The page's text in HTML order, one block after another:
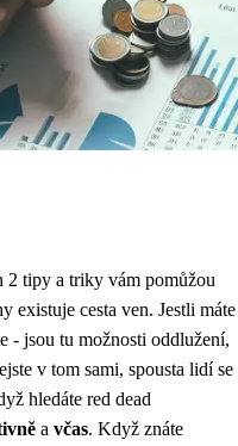
2 tipy a triky vám pomůžou
existuje cesta ven. Jestli máte
- jsou tu možnosti oddlužení,
v tom sami, spousta lidí se
hledáte red dead
a včas. Když znáte